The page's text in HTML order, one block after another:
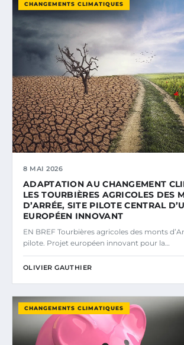
CHANGEMENTS CLIMATIQUES
8 MAI 2026
ADAPTATION AU CHANGEMENT
LES TOURBIÈRES AGRICOLES DES
D’ARRÉE, SITE PILOTE CENTRAL
EUROPÉEN INNOVANT
EN BREF Tourbières agricoles des monts
pilote. Projet européen innovant pour la…
OLIVIER GAUTHIER
CHANGEMENTS CLIMATIQUES